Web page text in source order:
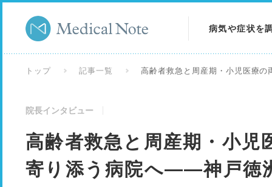
病気や症状を
トップ 記事一覧 高齢者救急と周産期・小児医療
院長インタビュー
高齢者救急と周産期・小児
寄り添う病院へ――神戸徳